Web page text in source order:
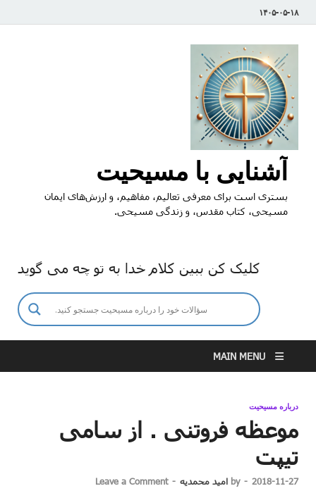
۱۴۰۵-۰۵-۱۸
آشنایی با مسیحیت
بستری است برای معرفی تعالیم، مفاهیم، و ارزش‌های ایمان
مسیحی، کتاب مقدس، و زندگی مسیحی.
کلیک کن ببین کلام خدا به تو چه می گوید
MAIN MENU
درباره مسیحیت
موعظه فروتنی . از سامی
تیپت
2018-11-27
-
by امید محمدیه -
Leave a Comment